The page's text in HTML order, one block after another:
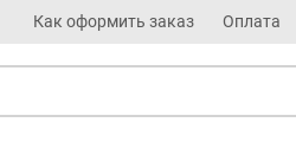
Как оформить заказ Оплата